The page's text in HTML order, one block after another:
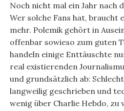
Noch nicht mal ein Jahr nach
Wer solche Fans hat, braucht
mehr. Polemik gehört in
offenbar sowieso zum guten
handeln einige Enttäuschte
real existierenden
und grundsätzlich ab:
langweilig geschrieben und
wenig über Charlie Hebdo, zu